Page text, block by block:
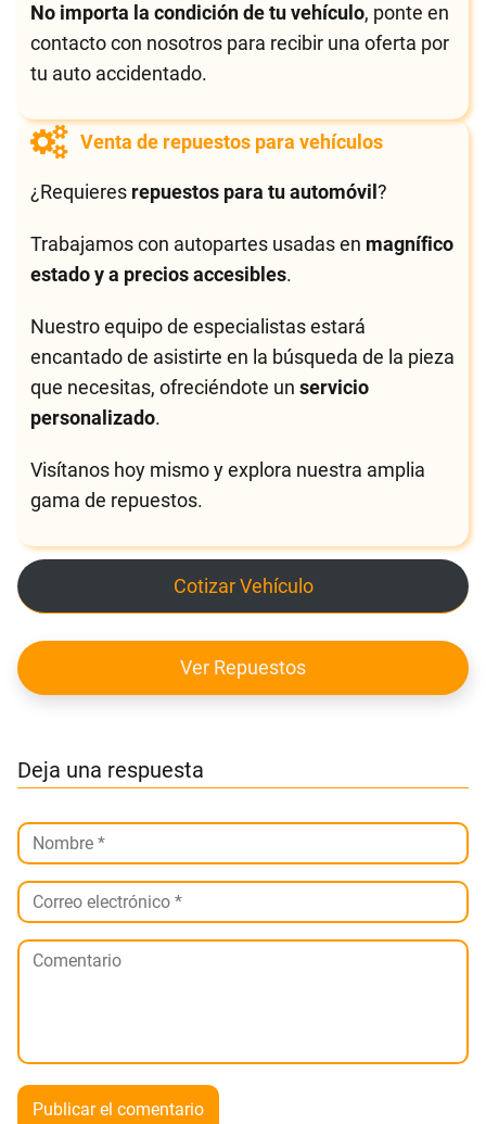
No importa la condición de tu vehículo, ponte en
contacto con nosotros para recibir una oferta por
tu auto accidentado.
Venta de repuestos para vehículos
¿Requieres repuestos para tu automóvil?
Trabajamos con autopartes usadas en magnífico
estado y a precios accesibles.
Nuestro equipo de especialistas estará
encantado de asistirte en la búsqueda de la pieza
que necesitas, ofreciéndote unservicio
personalizado.
Visítanos hoy mismo y explora nuestra amplia
gama de repuestos.
Cotizar Vehículo
Ver Repuestos
Deja una respuesta